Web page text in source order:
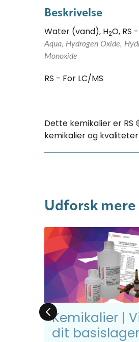
Beskrivelse
Water (vand), H2O, RS
Aqua, Hydrogen Oxide,
Monoxide
RS - For LC/MS
Dette kemikalier er RS
kemikalier og kvaliteter
Udforsk mere
Kemikalier |
dit basislager